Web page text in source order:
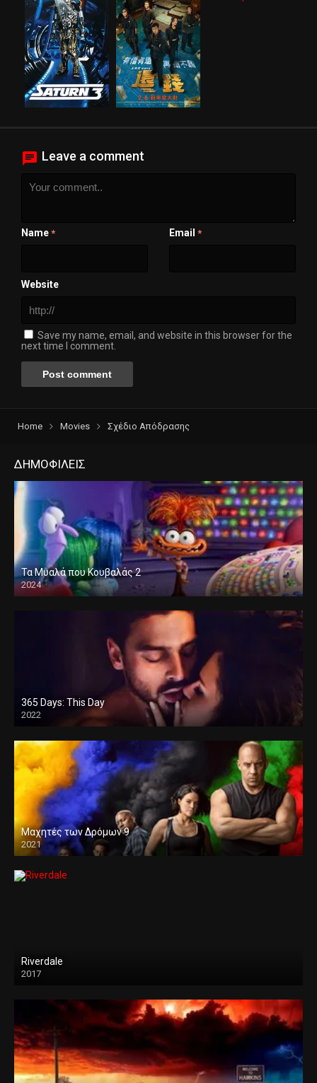
Leave a comment
Name * Email *
Website
Save my name, email, and website in this browser for the
next time I comment.
Home Movies Σχέδιο Απόδρασης
ΔΗΜΟΦΙΛΕΙΣ
Τα Μυαλά που Κουβαλάς 2
2024
365 Days: This Day
2022
Μαχητές των Δρόμων 9
2021
Riverdale
2017